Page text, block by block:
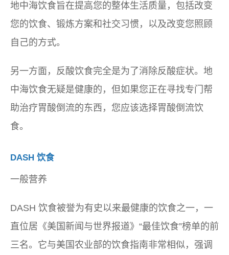
地中海饮食旨在提高您的整体生活质量，包括改变
您的饮食、锻炼方案和社交习惯，以及改变您照顾
自己的方式。
另一方面，反酸饮食完全是为了消除反酸症状。地
中海饮食无疑是健康的，但如果您正在寻找专门帮
助治疗胃酸倒流的东西，您应该选择胃酸倒流饮
食。
DASH 饮食
一般营养
DASH 饮食被誉为有史以来最健康的饮食之一，一
直位居《美国新闻与世界报道》“最佳饮食”榜单的前
三名。它与美国农业部的饮食指南非常相似，强调